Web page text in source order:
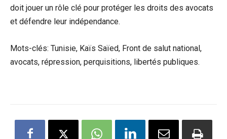
doit jouer un rôle clé pour protéger les droits des avocats
et défendre leur indépendance.
Mots-clés: Tunisie, Kaïs Saïed, Front de salut national,
avocats, répression, perquisitions, libertés publiques.